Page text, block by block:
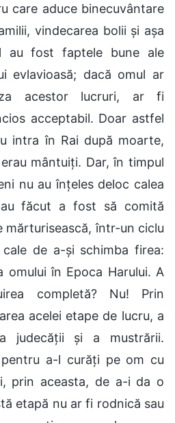
care aduce binecuvântare
vindecarea bolii și așa
au fost faptele bune ale
evlavioasă; dacă omul ar
acestor lucruri, ar fi
acceptabil. Doar astfel
intra în Rai după moarte,
mântuiți. Dar, în timpul
nu au înțeles deloc calea
făcut a fost să comită
mărturisească, într-un ciclu
de a-și schimba firea:
în Epoca Harului. A
completă? Nu! Prin
acelei etape de lucru, a
judecății și a mustrării.
a-l curăți pe om cu
prin aceasta, de a-i da o
etapă nu ar fi rodnică sau